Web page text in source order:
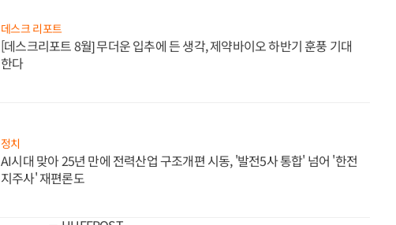
데스크 리포트
[데스크리포트 8월] 무더운 입추에 든 생각, 제약바이오 하반기 훈풍 기대
한다
정치
AI시대 맞아 25년 만에 전력산업 구조개편 시동, '발전5사 통합' 넘어 '한전
지주사' 재편론도